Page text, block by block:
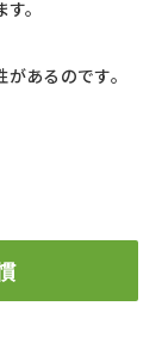
。
あるのです。